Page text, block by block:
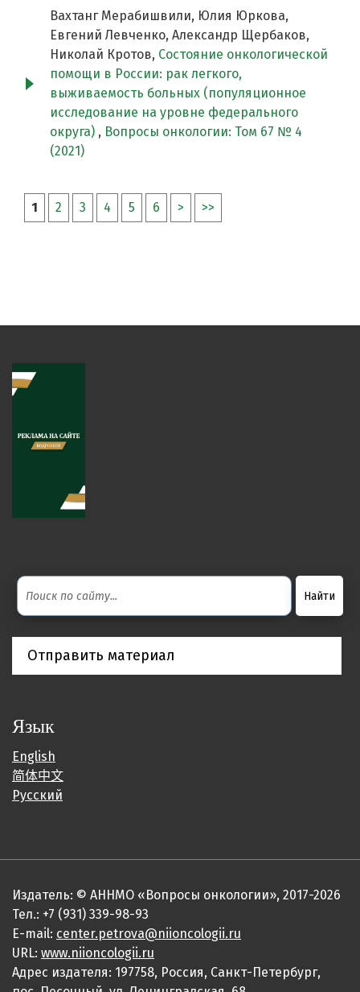
Вахтанг Мерабишвили, Юлия Юркова,
Евгений Левченко, Александр Щербаков,
Николай Кротов, Состояние онкологической
помощи в России: рак легкого,
выживаемость больных (популяционное
исследование на уровне федерального
округа) , Вопросы онкологии: Том 67 № 4
(2021)
1 2 3 4 5 6 > >>
Отправить материал
Язык
English
简体中文
Русский
Издатель: © АННМО «Вопросы онкологии», 2017-2026
Тел.: +7 (931) 339-98-93
E-mail: center.petrova@niioncologii.ru
URL: www.niioncologii.ru
Адрес издателя: 197758, Россия, Санкт-Петербург,